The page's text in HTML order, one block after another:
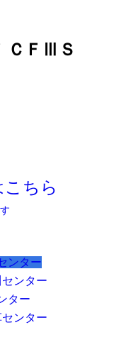
ＣＦⅢＳ
こちら
ンター
ンター
ター
ンター